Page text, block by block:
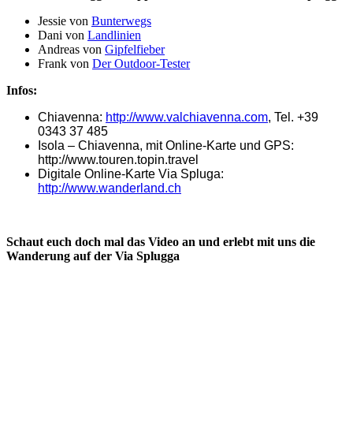
Jessie von Bunterwegs
Dani von Landlinien
Andreas von Gipfelfieber
Frank von Der Outdoor-Tester
Infos:
Chiavenna: http://www.valchiavenna.com, Tel. +39
0343 37 485
Isola – Chiavenna, mit Online-Karte und GPS:
http://www.touren.topin.travel
Digitale Online-Karte Via Spluga:
http://www.wanderland.ch
Schaut euch doch mal das Video an und erlebt mit uns die
Wanderung auf der Via Splugga